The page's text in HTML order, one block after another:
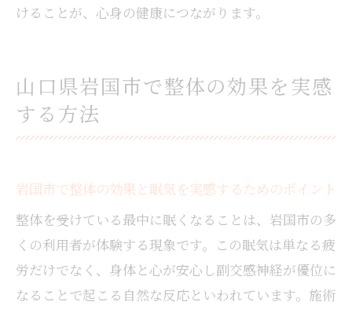
けることが、心身の健康につながります。
山口県岩国市で整体の効果を実感
する方法
岩国市で整体の効果と眠気を実感するためのポイント
整体を受けている最中に眠くなることは、岩国市の多
くの利用者が体験する現象です。この眠気は単なる疲
労だけでなく、身体と心が安心し副交感神経が優位に
なることで起こる自然な反応といわれています。施術